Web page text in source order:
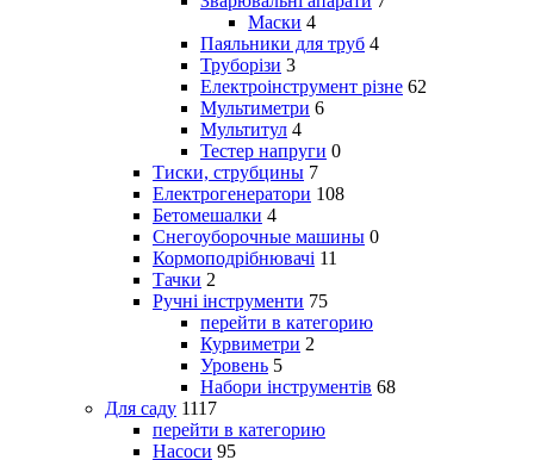
Маски 4
Паяльники для труб 4
Труборізи 3
Електроінструмент різне 62
Мультиметри 6
Мультитул 4
Тестер напруги 0
Тиски, струбцины 7
Електрогенератори 108
Бетомешалки 4
Снегоуборочные машины 0
Кормоподрібнювачі 11
Тачки 2
Ручні інструменти 75
перейти в категорию
Курвиметри 2
Уровень 5
Набори інструментів 68
Для саду 1117
перейти в категорию
Насоси 95